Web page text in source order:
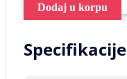
Dodaj u korpu
Specifikacije